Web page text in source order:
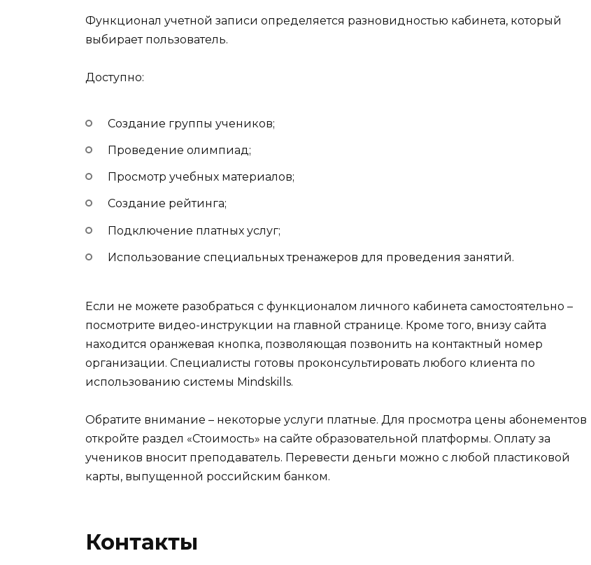
Функционал учетной записи определяется разновидностью кабинета, который
выбирает пользователь.
Доступно:
Создание группы учеников;
Проведение олимпиад;
Просмотр учебных материалов;
Создание рейтинга;
Подключение платных услуг;
Использование специальных тренажеров для проведения занятий.
Если не можете разобраться с функционалом личного кабинета самостоятельно –
посмотрите видео-инструкции на главной странице. Кроме того, внизу сайта
находится оранжевая кнопка, позволяющая позвонить на контактный номер
организации. Специалисты готовы проконсультировать любого клиента по
использованию системы Mindskills.
Обратите внимание – некоторые услуги платные. Для просмотра цены абонементов
откройте раздел «Стоимость» на сайте образовательной платформы. Оплату за
учеников вносит преподаватель. Перевести деньги можно с любой пластиковой
карты, выпущенной российским банком.
Контакты